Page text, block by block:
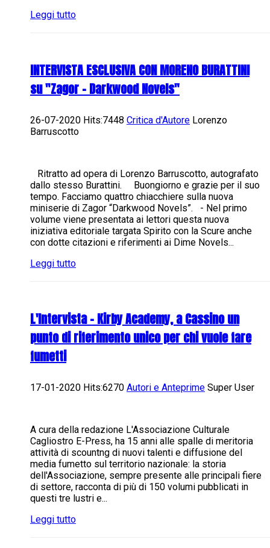
Leggi tutto
INTERVISTA ESCLUSIVA CON MORENO BURATTINI
su "Zagor - Darkwood Novels"
26-07-2020 Hits:7448 Critica d'Autore Lorenzo
Barruscotto
Ritratto ad opera di Lorenzo Barruscotto, autografato
dallo stesso Burattini. Buongiorno e grazie per il suo
tempo. Facciamo quattro chiacchiere sulla nuova
miniserie di Zagor “Darkwood Novels”. - Nel primo
volume viene presentata ai lettori questa nuova
iniziativa editoriale targata Spirito con la Scure anche
con dotte citazioni e riferimenti ai Dime Novels...
Leggi tutto
L'Intervista - Kirby Academy, a Cassino un
punto di riferimento unico per chi vuole fare
fumetti
17-01-2020 Hits:6270 Autori e Anteprime Super User
A cura della redazione L'Associazione Culturale
Cagliostro E-Press, ha 15 anni alle spalle di meritoria
attività di scountng di nuovi talenti e diffusione del
media fumetto sul territorio nazionale: la storia
dell'Associazione, sempre presente alle principali fiere
di settore, racconta di più di 150 volumi pubblicati in
questi tre lustri e...
Leggi tutto